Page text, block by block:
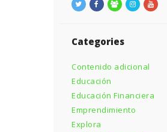
Categories
Contenido adicional
Educación
Educación Financiera
Emprendimiento
Explora